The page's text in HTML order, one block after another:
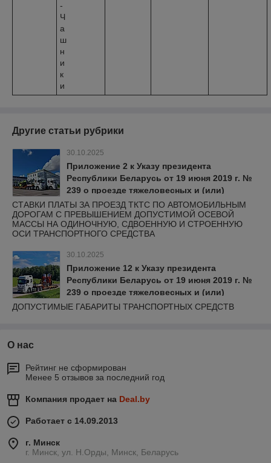
-
Ч
а
ш
н
и
к
и
Другие статьи рубрики
30.10.2025
Приложение 2 к Указу президента
Республики Беларусь от 19 июня 2019 г. №
239 о проезде тяжеловесных и (или)
крупногабаритных транспортных средств
СТАВКИ ПЛАТЫ ЗА ПРОЕЗД ТКТС ПО АВТОМОБИЛЬНЫМ
ДОРОГАМ С ПРЕВЫШЕНИЕМ ДОПУСТИМОЙ ОСЕВОЙ
МАССЫ НА ОДИНОЧНУЮ, СДВОЕННУЮ И СТРОЕННУЮ
ОСИ ТРАНСПОРТНОГО СРЕДСТВА
30.10.2025
Приложение 12 к Указу президента
Республики Беларусь от 19 июня 2019 г. №
239 о проезде тяжеловесных и (или)
крупногабаритных транспортных средств
ДОПУСТИМЫЕ ГАБАРИТЫ ТРАНСПОРТНЫХ СРЕДСТВ
О нас
Рейтинг не сформирован
Менее 5 отзывов за последний год
Компания продает на Deal.by
Работает с 14.09.2013
г. Минск
г. Минск, ул. Н.Орды, Минск, Беларусь